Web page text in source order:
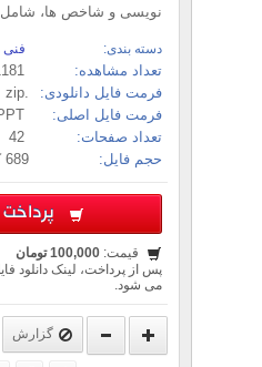
نویسی و شاخص ها، شامل 42 اسلاید
دسته بندی:
تعداد مشاهده:
فرمت فایل دانلودی:
.zip
فرمت فایل اصلی:
تعداد صفحات:
حجم فایل:
689 کیلوبایت
پرداخت
قیمت: 100,000 تومان
پس از پرداخت، لینک دانلود
می شود.
گزارش